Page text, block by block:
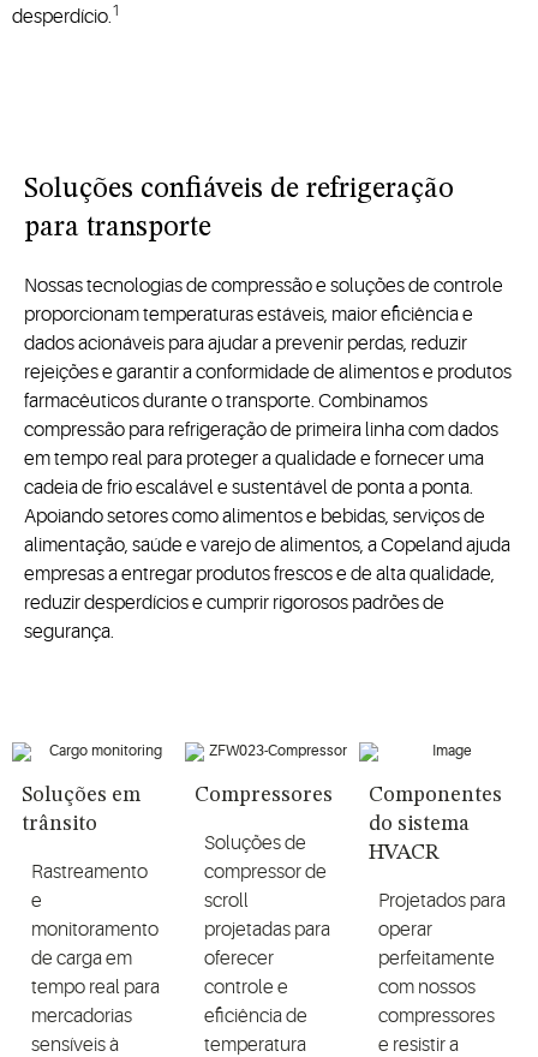
desperdício.1
Soluções confiáveis de refrigeração
para transporte
Nossas tecnologias de compressão e soluções de controle
proporcionam temperaturas estáveis, maior eficiência e
dados acionáveis para ajudar a prevenir perdas, reduzir
rejeições e garantir a conformidade de alimentos e produtos
farmacêuticos durante o transporte. Combinamos
compressão para refrigeração de primeira linha com dados
em tempo real para proteger a qualidade e fornecer uma
cadeia de frio escalável e sustentável de ponta a ponta.
Apoiando setores como alimentos e bebidas, serviços de
alimentação, saúde e varejo de alimentos, a Copeland ajuda
empresas a entregar produtos frescos e de alta qualidade,
reduzir desperdícios e cumprir rigorosos padrões de
segurança.
Soluções em
trânsito
Rastreamento
e
monitoramento
de carga em
tempo real para
mercadorias
sensíveis à
Compressores
Soluções de
compressor de
scroll
projetadas para
oferecer
controle e
eficiência de
temperatura
Componentes
do sistema
HVACR
Projetados para
operar
perfeitamente
com nossos
compressores
e resistir a